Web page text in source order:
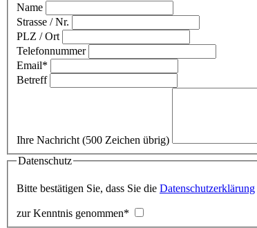
Name
Strasse / Nr.
PLZ / Ort
Telefonnummer
Email*
Betreff
Ihre Nachricht (500 Zeichen übrig)
Datenschutz
Bitte bestätigen Sie, dass Sie die Datenschutzerklärung
zur Kenntnis genommen*